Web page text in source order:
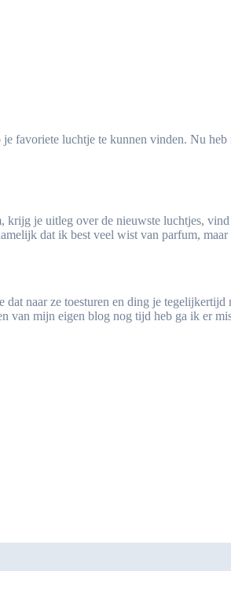
favoriete luchtje te kunnen vinden. Nu
krijg je uitleg over de nieuwste luchtjes,
dat ik best veel wist van parfum,
naar ze toesturen en ding je
van mijn eigen blog nog tijd heb ga ik er